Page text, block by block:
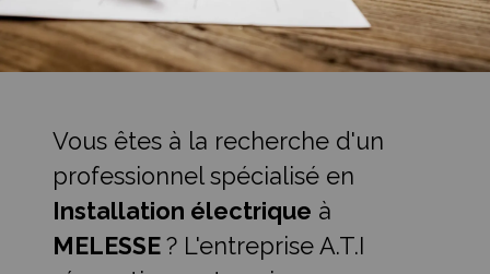
Vous êtes à la recherche d'un
professionnel spécialisé en
Installation électrique à
MELESSE ? L'entreprise A.T.I